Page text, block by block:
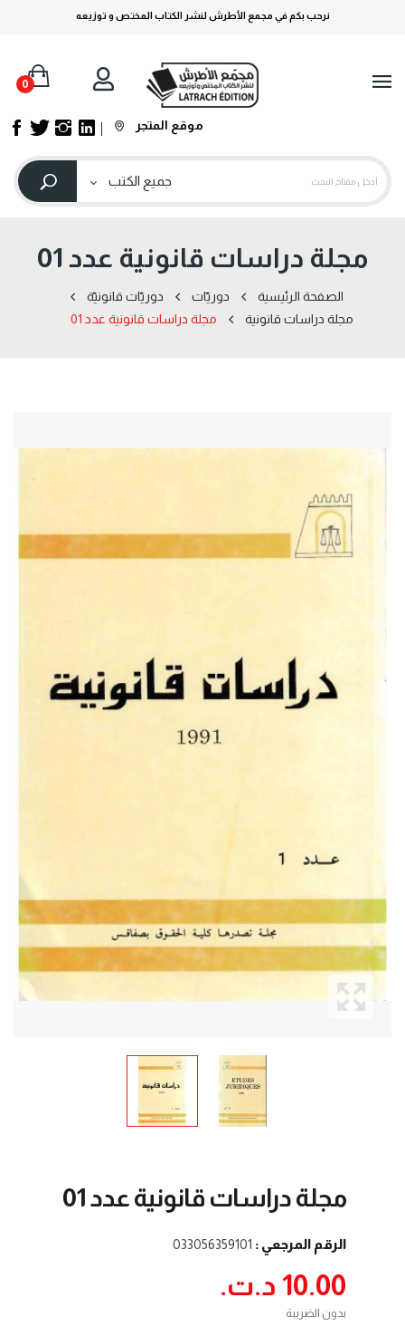
نرحب بكم في مجمع الأطرش لنشر الكتاب المختص و توزيعه
0
موقع المتجر
مجلة دراسات قانونية عدد 01
الصفحة الرئيسية دوریّات
دوریّات قانونیّة
مجلة دراسات قانونية
مجلة دراسات قانونية عدد 01
مجلة دراسات قانونية عدد 01
الرقم المرجعي : 033056359101
10.00 د.ت.‏
بدون الضريبة